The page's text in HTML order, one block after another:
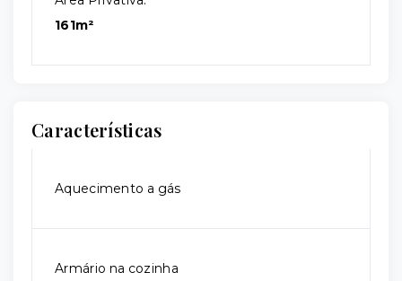
161m²
Características
Aquecimento a gás
Armário na cozinha